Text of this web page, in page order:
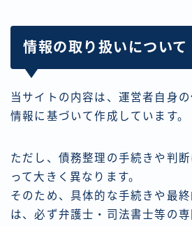
情報の取り扱いについて
当サイトの内容は、運営者自身
情報に基づいて作成しています。
ただし、債務整理の手続きや判
って大きく異なります。
そのため、具体的な手続きや最
は、必ず弁護士・司法書士等の